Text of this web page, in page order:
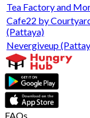
Tea Factory and
Cafe22 by
(Pattaya)
Nevergiveup
FAQs